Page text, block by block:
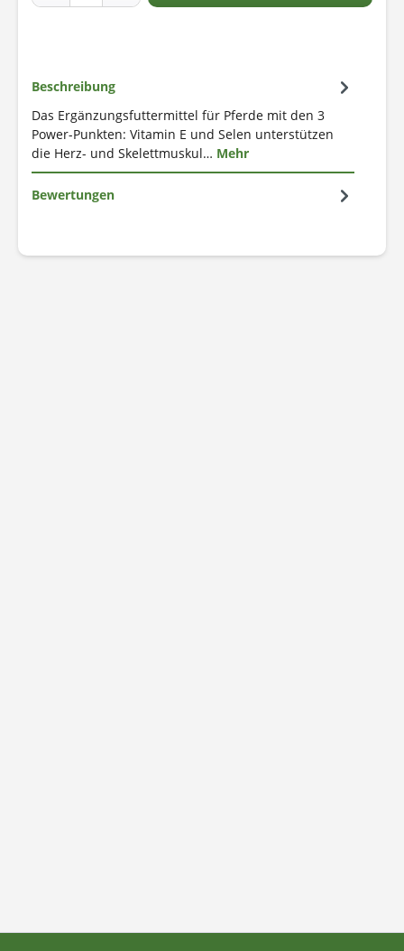
Beschreibung
Das Ergänzungsfuttermittel für Pferde mit den 3
Power-Punkten: Vitamin E und Selen unterstützen
die Herz- und Skelettmuskul… Mehr
Bewertungen